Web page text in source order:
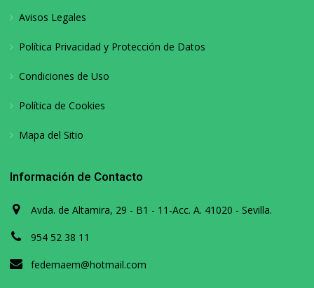
Avisos Legales
Política Privacidad y Protección de Datos
Condiciones de Uso
Política de Cookies
Mapa del Sitio
Información de Contacto
Avda. de Altamira, 29 - B1 - 11-Acc. A. 41020 - Sevilla.
954 52 38 11
fedemaem@hotmail.com